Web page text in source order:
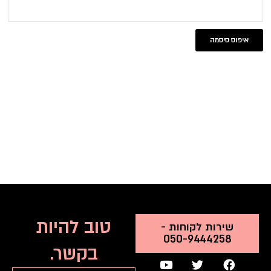
איפוס סיסמה
שירות לקוחות -
050-9444258
F
T
Y
טוב להיות
בקשר.